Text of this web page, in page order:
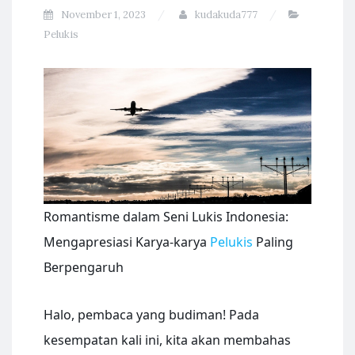
November 1, 2023
kudakuda777
Pelukis
Romantisme dalam Seni Lukis Indonesia:
Mengapresiasi Karya-karya Pelukis Paling
Berpengaruh
Halo, pembaca yang budiman! Pada
kesempatan kali ini, kita akan membahas